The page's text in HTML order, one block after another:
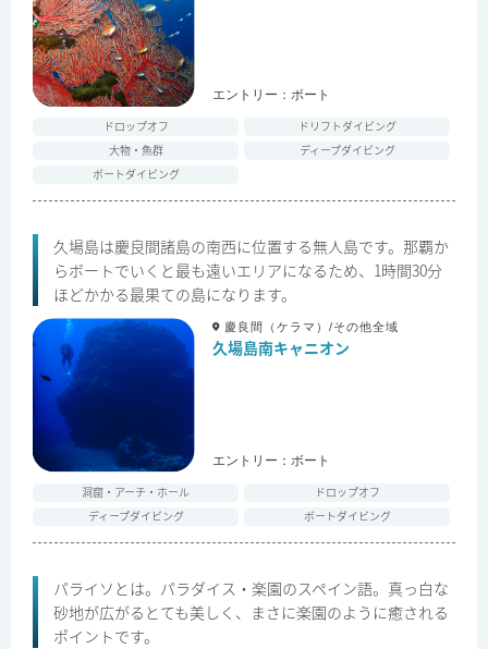
エントリー： ボート
ドロップオフ
ドリフトダイビング
大物・魚群
ディープダイビング
ボートダイビング
久場島は慶良間諸島の南西に位置する無人島です。那覇か
らボートでいくと最も遠いエリアになるため、1時間30分
ほどかかる最果ての島になります。
慶良間（ケラマ）/その他全域
久場島南キャニオン
エントリー： ボート
洞窟・アーチ・ホール
ドロップオフ
ディープダイビング
ボートダイビング
パライソとは。パラダイス・楽園のスペイン語。真っ白な
砂地が広がるとても美しく、まさに楽園のように癒される
ポイントです。